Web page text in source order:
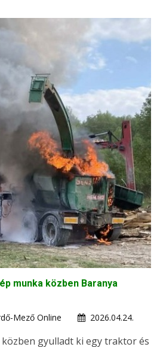
munka közben Baranya
Mező Online
2026.04.24.
gyulladt ki egy traktor és